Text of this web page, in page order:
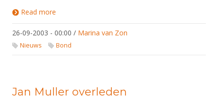
Read more
26-09-2003 - 00:00 / Marina van Zon
Nieuws Bond
Jan Muller overleden